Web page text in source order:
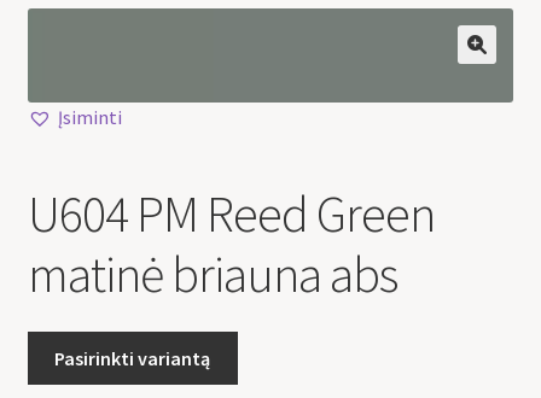
Įsiminti
U604 PM Reed Green
matinė briauna abs
Pasirinkti variantą